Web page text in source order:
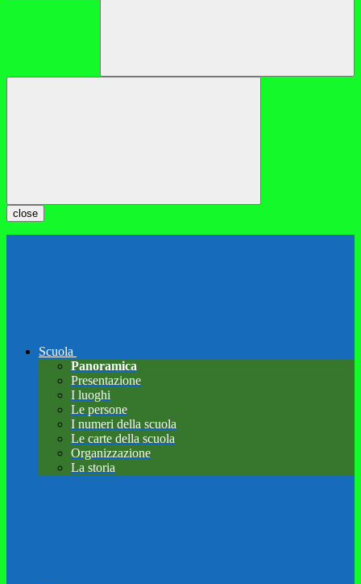
close
Scuola
Panoramica
Presentazione
I luoghi
Le persone
I numeri della scuola
Le carte della scuola
Organizzazione
La storia